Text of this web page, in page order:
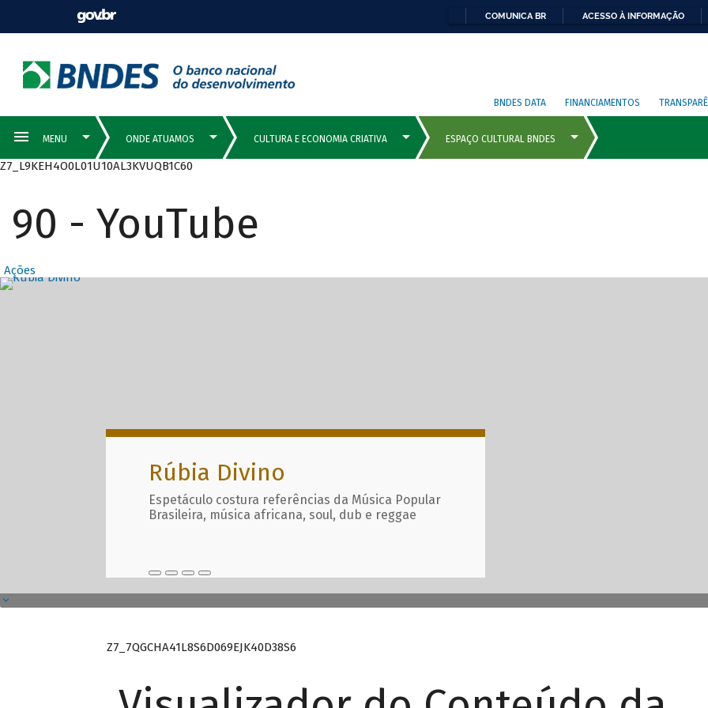
COMUNICA BR ACESSO À INFORMAÇÃO
BNDES DATA FINANCIAMENTOS
Z7_L9KEH4O0L01U10AL3KVUQB1C60
90 - YouTube
Ações
Destaques Principais com
Rúbia Divino
Espetáculo costura referências da Música Popular
Brasileira, música africana, soul, dub e reggae
Z7_7QGCHA41L8S6D069EJK40D38S6